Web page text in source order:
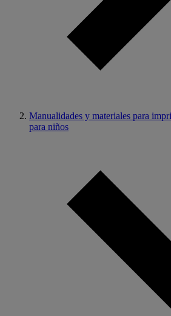
Manualidades y materiales para
para niños